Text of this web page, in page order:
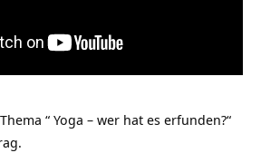
“ Yoga – wer hat es erfunden?“